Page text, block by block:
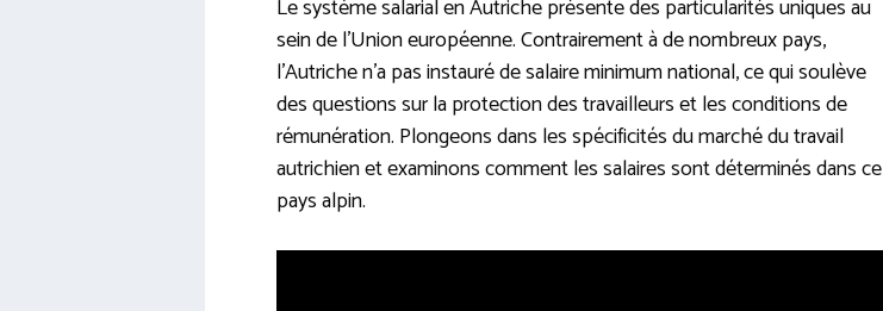
Le système salarial en Autriche présente des particularités uniques au
sein de l’Union européenne. Contrairement à de nombreux pays,
l’Autriche n’a pas instauré de salaire minimum national, ce qui soulève
des questions sur la protection des travailleurs et les conditions de
rémunération. Plongeons dans les spécificités du marché du travail
autrichien et examinons comment les salaires sont déterminés dans ce
pays alpin.